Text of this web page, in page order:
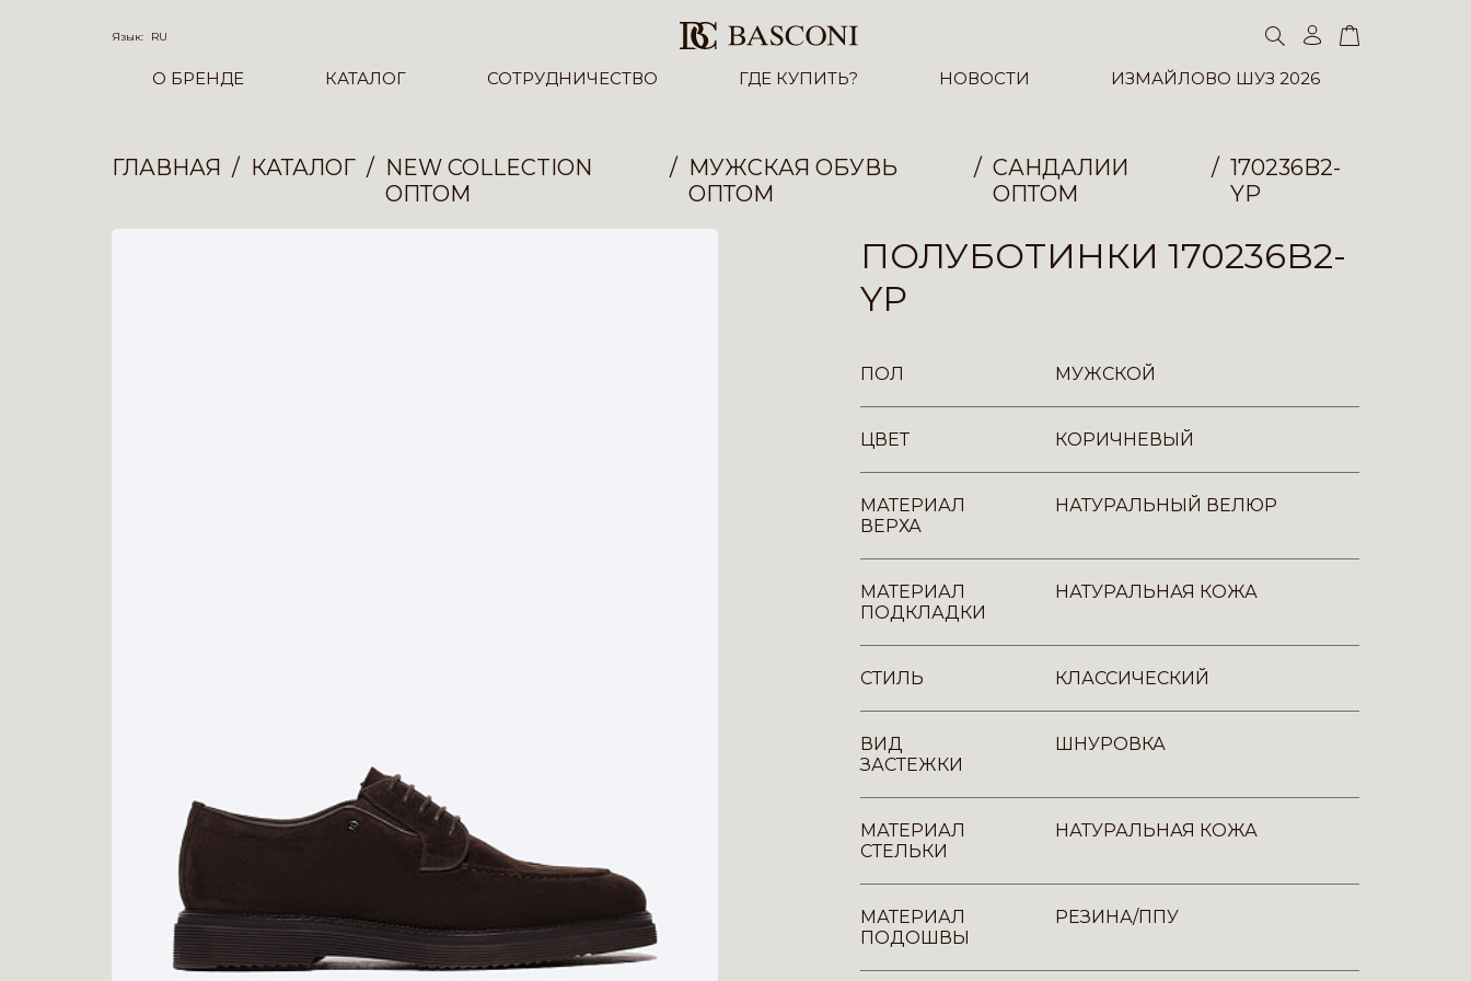
Язык: RU
О БРЕНДЕ КАТАЛОГ СОТРУДНИЧЕСТВО ГДЕ КУПИТЬ? НОВОСТИ ИЗМАЙЛОВО ШУЗ 2026
ГЛАВНАЯ КАТАЛОГ
NEW COLLECTION
ОПТОМ
МУЖСКАЯ ОБУВЬ
ОПТОМ
САНДАЛИИ
ОПТОМ
170236B2-
YP
ПОЛУБОТИНКИ 170236B2-
YP
ПОЛ МУЖСКОЙ
ЦВЕТ КОРИЧНЕВЫЙ
МАТЕРИАЛ
ВЕРХА
НАТУРАЛЬНЫЙ ВЕЛЮР
МАТЕРИАЛ
ПОДКЛАДКИ
НАТУРАЛЬНАЯ КОЖА
СТИЛЬ КЛАССИЧЕСКИЙ
ВИД
ЗАСТЕЖКИ
ШНУРОВКА
МАТЕРИАЛ
СТЕЛЬКИ
НАТУРАЛЬНАЯ КОЖА
МАТЕРИАЛ
ПОДОШВЫ
РЕЗИНА/ППУ